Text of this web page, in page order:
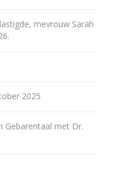
mevrouw Sarah
2025
Gebarentaal met Dr.